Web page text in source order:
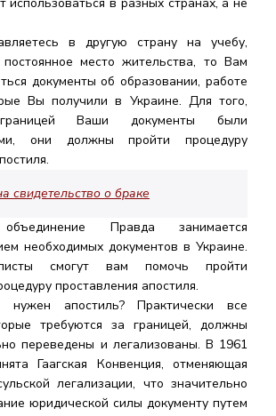
в другую страну на учебу,
место жительства, то Вам
документы об образовании, работе
Вы получили в Украине. Для того,
Ваши документы были
они должны пройти процедуру
свидетельство о браке
Правда занимается
необходимых документов в Украине.
смогут вам помочь пройти
проставления апостиля.
апостиль? Практически все
требуются за границей, должны
переведены и легализованы. В 1961
Гаагская Конвенция, отменяющая
легализации, что значительно
юридической силы документу путем